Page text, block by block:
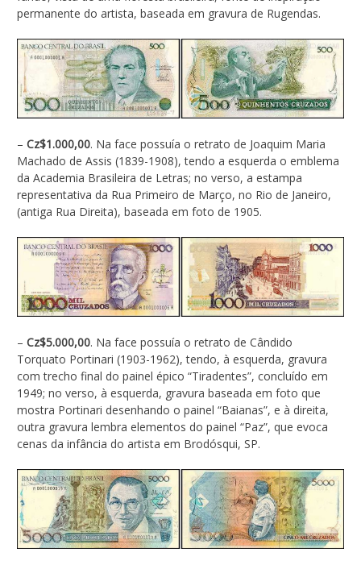
permanente do artista, baseada em gravura de Rugendas.
– Cz$1.000,00. Na face possuía o retrato de Joaquim Maria
Machado de Assis (1839-1908), tendo a esquerda o emblema
da Academia Brasileira de Letras; no verso, a estampa
representativa da Rua Primeiro de Março, no Rio de Janeiro,
(antiga Rua Direita), baseada em foto de 1905.
– Cz$5.000,00. Na face possuía o retrato de Cândido
Torquato Portinari (1903-1962), tendo, à esquerda, gravura
com trecho final do painel épico “Tiradentes”, concluído em
1949; no verso, à esquerda, gravura baseada em foto que
mostra Portinari desenhando o painel “Baianas”, e à direita,
outra gravura lembra elementos do painel “Paz”, que evoca
cenas da infância do artista em Brodósqui, SP.